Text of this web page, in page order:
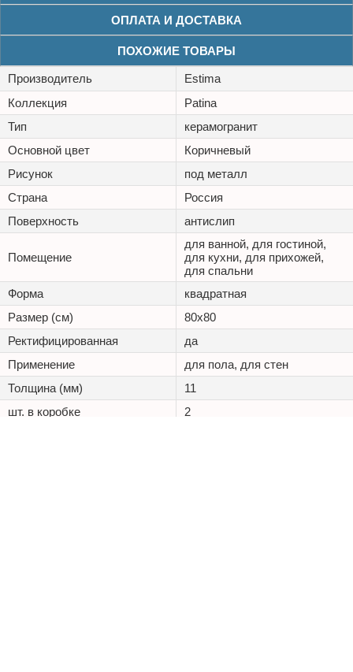
ОПЛАТА И ДОСТАВКА
ПОХОЖИЕ ТОВАРЫ
Производитель
Estima
Коллекция
Patina
Тип
керамогранит
Основной цвет
Коричневый
Рисунок
под металл
Страна
Россия
Поверхность
антислип
Помещение
для ванной, для гостиной,
для кухни, для прихожей,
для спальни
Форма
квадратная
Размер (см)
80x80
Ректифицированная
да
Применение
для пола, для стен
Толщина (мм)
11
шт. в коробке
2